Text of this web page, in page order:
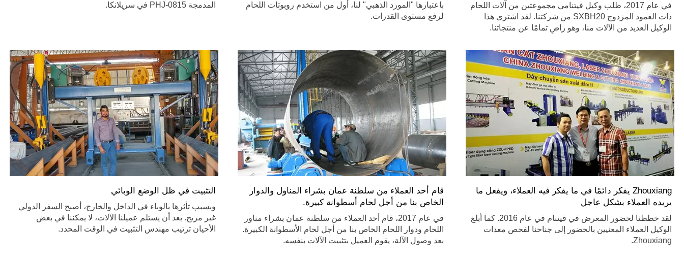
المدمجة PHJ-0815 في سريلانكا.
باعتبارها "المورد الذهبي" لنا، أول من استخدم روبوتات اللحام
لرفع مستوى القدرات.
في عام 2017، طلب وكيل فيتنامي مجموعتين من آلات اللحام
ذات العمود المزدوج SXBH20 من شركتنا. لقد اشترى هذا
الوكيل العديد من الآلات منا، وهو راضٍ تمامًا عن منتجاتنا.
التثبيت في ظل الوضع الوبائي
وبسبب تأثرها بالوباء في الداخل والخارج، أصبح السفر الدولي
غير مريح. بعد أن يستلم عميلنا الآلات، لا يمكننا في بعض
الأحيان ترتيب مهندس التثبيت في الوقت المحدد.
قام أحد العملاء من سلطنة عمان بشراء المناول والدوار
الخاص بنا من أجل لحام أسطوانة كبيرة.
في عام 2017، قام أحد العملاء من سلطنة عمان بشراء مناور
اللحام ودوار اللحام الخاص بنا من أجل لحام الأسطوانة الكبيرة.
بعد وصول الآلة، يقوم العميل بتثبيت الآلات بنفسه.
Zhouxiang يفكر دائمًا في ما يفكر فيه العملاء، ويفعل ما
يريده العملاء بشكل عاجل
لقد خططنا لحضور المعرض في فيتنام في عام 2016. كما أبلغ
الوكيل العملاء المعنيين بالحضور إلى جناحنا لفحص معدات
Zhouxiang.